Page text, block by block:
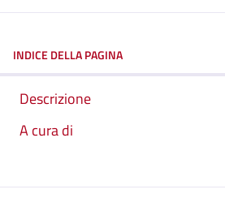
INDICE DELLA PAGINA
Descrizione
A cura di